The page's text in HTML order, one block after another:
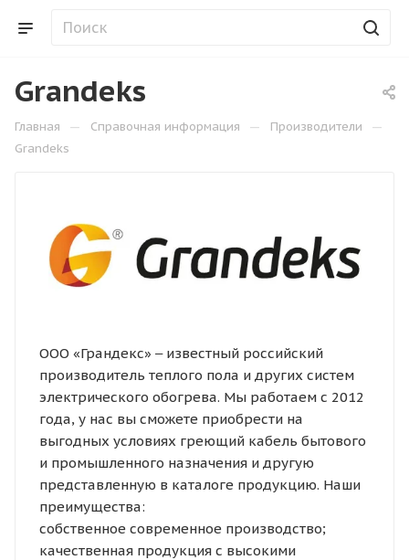
Grandeks
Главная — Справочная информация — Производители —
Grandeks
ООО «Грандекс» ‒ известный российский
производитель теплого пола и других систем
электрического обогрева. Мы работаем с 2012
года, у нас вы сможете приобрести на
выгодных условиях греющий кабель бытового
и промышленного назначения и другую
представленную в каталоге продукцию. Наши
преимущества:
собственное современное производство;
качественная продукция с высокими